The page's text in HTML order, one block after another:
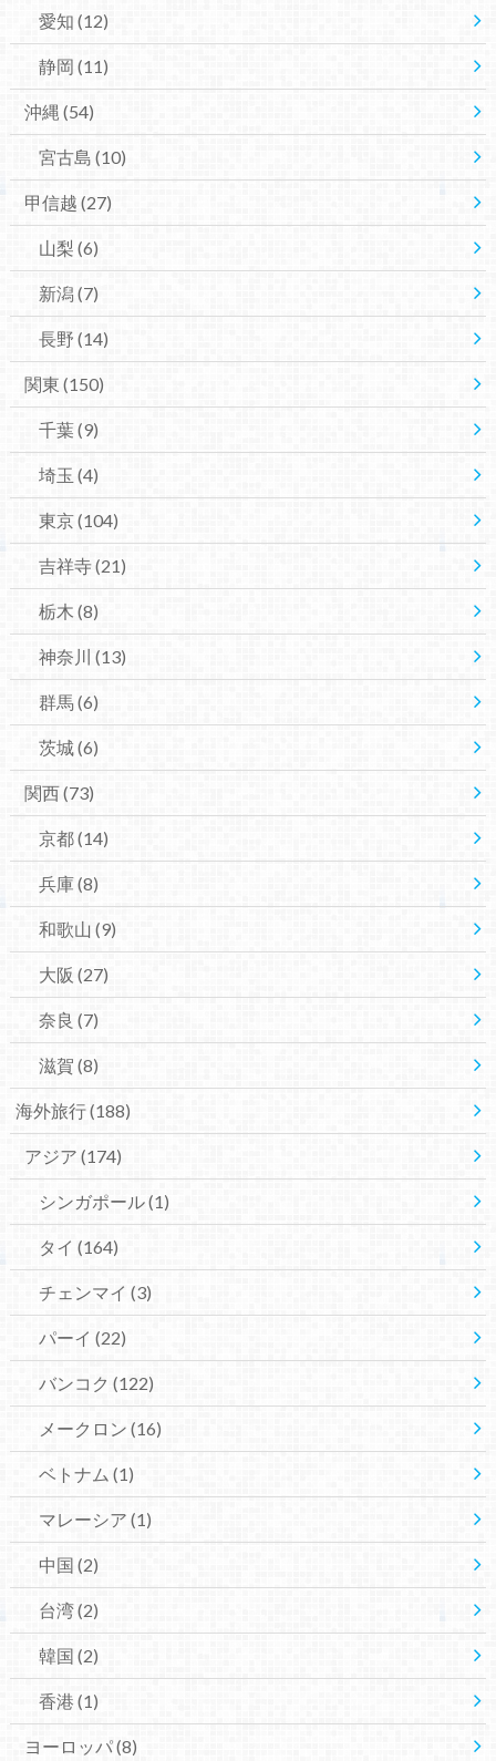
愛知 (12)
静岡 (11)
沖縄 (54)
宮古島 (10)
甲信越 (27)
山梨 (6)
新潟 (7)
長野 (14)
関東 (150)
千葉(9)
埼玉 (4)
東京(104)
吉祥寺(21)
栃木 (8)
神奈川 (13)
群馬(6)
茨城(6)
関西(73)
京都(14)
兵庫(8)
和歌山 (9)
大阪 (27)
奈良 (7)
滋賀 (8)
海外旅行(188)
アジア (174)
シンガポール(1)
タイ (164)
チェンマイ (3)
パーイ (22)
バンコク (122)
メークロン (16)
ベトナム (1)
マレーシア (1)
中国 (2)
台湾(2)
韓国 (2)
香港 (1)
ヨーロッパ(8)